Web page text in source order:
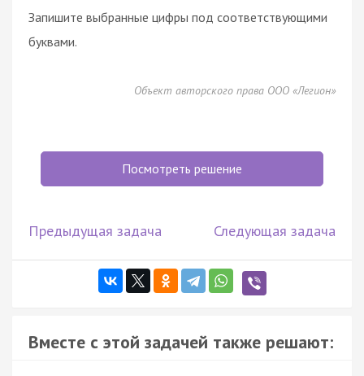
Запишите выбранные цифры под соответствующими
буквами.
Объект авторского права ООО «Легион»
Посмотреть решение
Предыдущая задача Следующая задача
Вместе с этой задачей также решают: